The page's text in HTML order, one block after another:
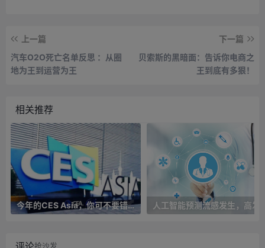
上一篇
汽车O2O死亡名单反思 ：从圈
地为王到运营为王
下一篇
贝索斯的黑暗面：告诉你电商之
王到底有多狠！
相关推荐
今年的CES Asia，你可不要错过这些自动驾驶看点
抢沙发